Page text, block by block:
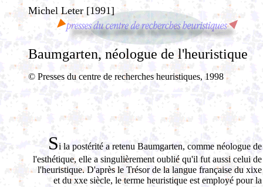
Michel Leter [1991]
Baumgarten, néologue de l'heuristique
© Presses du centre de recherches heuristiques, 1998
Si la postérité a retenu Baumgarten, comme néologue de
l'esthétique, elle a singulièrement oublié qu'il fut aussi celui de
l'heuristique. D'après le Trésor de la langue française du xixe
et du xxe siècle, le terme heuristique est employé pour la